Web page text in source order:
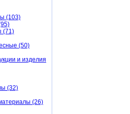
(103)
(71)
(50)
и изделия
(32)
(26)